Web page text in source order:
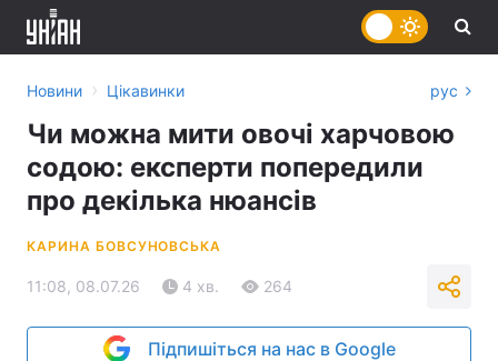
Новини › Цікавинки рус
Чи можна мити овочі харчовою
содою: експерти попередили
про декілька нюансів
КАРИНА БОВСУНОВСЬКА
11:08, 08.07.26 4 хв. 264
Підпишіться на нас в Google